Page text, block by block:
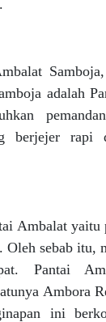
adalah
berjejer rapi
Ambalat yaitu
Oleh sebab itu,
Pantai
Ambora
ini